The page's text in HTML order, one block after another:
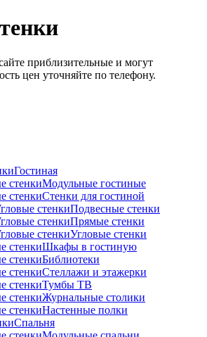
приблизительные и могут
цен уточняйте по телефону.
Гостиная
Модульные гостиные
Стенки для гостиной
Подвесные стенки
Прямые стенки
Угловые стенки
Шкафы в гостиную
Библиотеки
Стеллажи и этажерки
Тумбы ТВ
Журнальные столики
Настенные полки
Спальня